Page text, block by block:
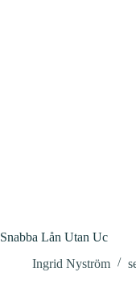
Snabba Lån Utan Uc
Ingrid Nyström